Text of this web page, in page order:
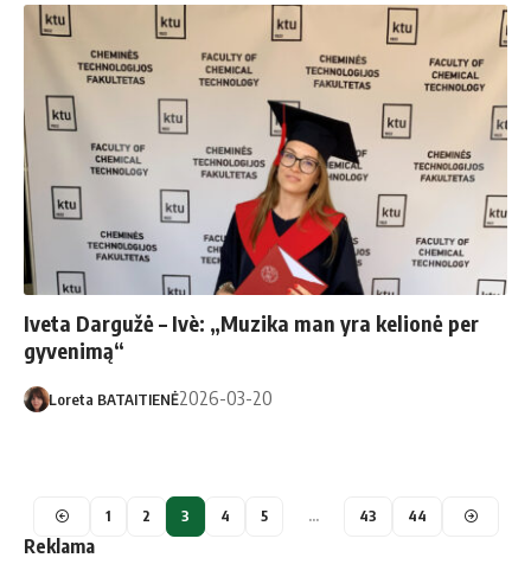
Iveta Dargužė – Ivè: „Muzika man yra kelionė per
gyvenimą“
Loreta BATAITIENĖ2026-03-20
1 2 3 4 5 … 43 44
Reklama